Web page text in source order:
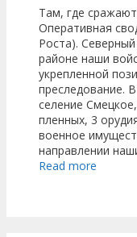
Там, где
Оперативная
Роста).
районе наши
укрепленной
преследование.
селение
пленных, 3
военное
направлении
Read more